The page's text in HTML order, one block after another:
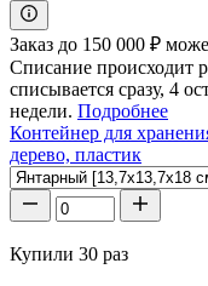
Заказ до 150 000 ₽
Списание происходит
списывается сразу, 4
недели. Подробнее
Контейнер для
дерево, пластик
Купили 30 раз